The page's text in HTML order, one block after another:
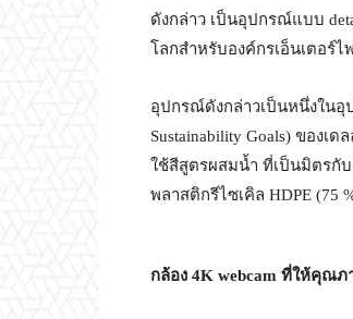
ดังกล่าว เป็นอุปกรณ์แบบ
โลกสำหรับองค์กรเอ็นเตอร์ไ
อุปกรณ์ดังกล่าวเป็นหนึ่งในอุ
Sustainability Goals) ของเ
ใช้สีสูตรผสมน้ำ ที่เป็นมิตรกั
พลาสติกรีไซเคิล HDPE (75
กล้อง 4K webcam ที่ให้คุณภ